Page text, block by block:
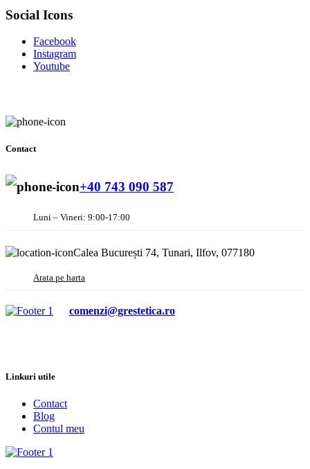
Social Icons
Facebook
Instagram
Youtube
Contact
+40 743 090 587
Luni – Vineri: 9:00-17:00
Calea București 74, Tunari, Ilfov, 077180
Arata pe harta
comenzi@grestetica.ro
Linkuri utile
Contact
Blog
Contul meu